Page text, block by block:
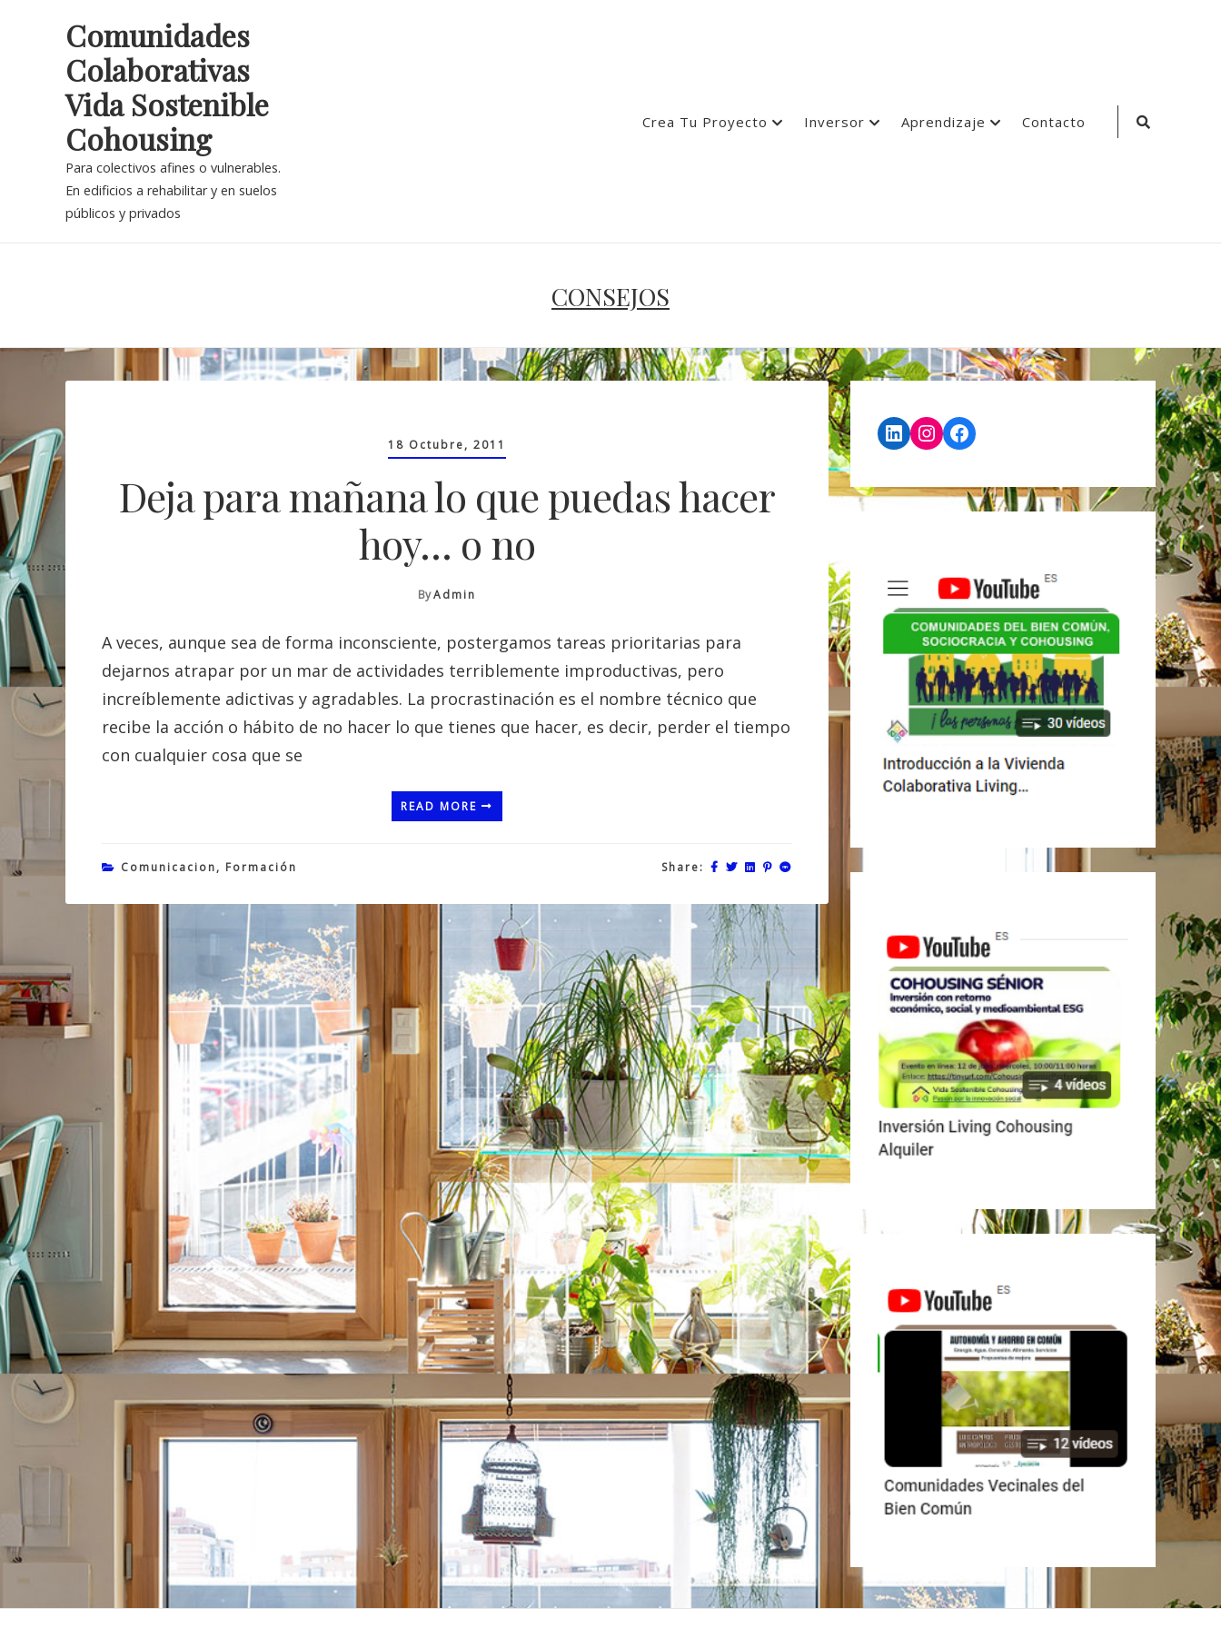
Comunidades
Colaborativas
Vida Sostenible
Cohousing
Para colectivos afines o vulnerables.
En edificios a rehabilitar y en suelos
públicos y privados
Crea Tu Proyecto Inversor Aprendizaje Contacto
Search
CONSEJOS
18 Octubre, 2011
Deja para mañana lo que puedas hacer
hoy… o no
ByAdmin
A veces, aunque sea de forma inconsciente, postergamos tareas prioritarias para
dejarnos atrapar por un mar de actividades terriblemente improductivas, pero
increíblemente adictivas y agradables. La procrastinación es el nombre técnico que
recibe la acción o hábito de no hacer lo que tienes que hacer, es decir, perder el tiempo
con cualquier cosa que se
READ MORE
Comunicacion, Formación Share:
LinkedIn
Instagram
Facebook